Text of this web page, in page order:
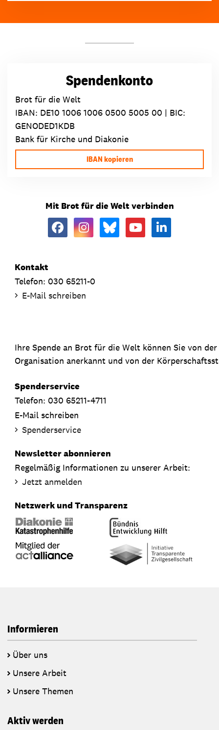
Spendenkonto
Brot für die Welt
IBAN: DE10 1006 1006 0500 5005 00 | BIC:
GENODED1KDB
Bank für Kirche und Diakonie
IBAN kopieren
Mit Brot für die Welt verbinden
Kontakt
Telefon: 030 65211-0
E-Mail schreiben
Ihre Spende an Brot für die Welt können Sie von
Organisation anerkannt und von der
Spenderservice
Telefon: 030 65211-4711
E-Mail schreiben
Spenderservice
Newsletter abonnieren
Regelmäßig Informationen zu unserer Arbeit:
Jetzt anmelden
Netzwerk und Transparenz
Informieren
Über uns
Unsere Arbeit
Unsere Themen
Aktiv werden